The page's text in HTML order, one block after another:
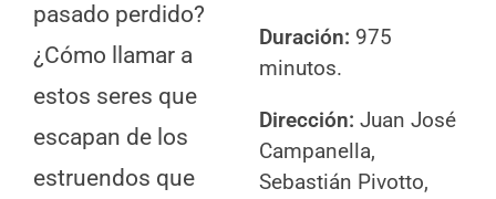
pasado perdido?
¿Cómo llamar a
estos seres que
escapan de los
estruendos que
Duración: 975
minutos.
Dirección: Juan José
Campanella,
Sebastián Pivotto,